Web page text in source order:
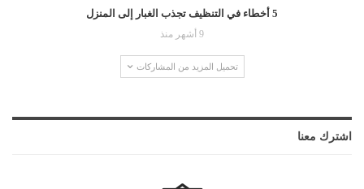
5 أخطاء في التنظيف تجذب الغبار إلى المنزل
9 أشهر منذ
تحميل المزيد من المشاركات
اشترك معنا